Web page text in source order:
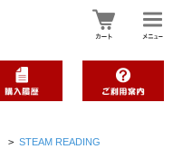
> STEAM READING